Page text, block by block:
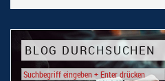
BLOG DURCHSUCHEN